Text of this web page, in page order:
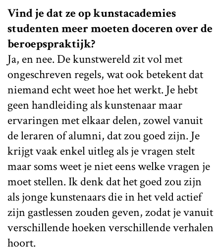
Vind je dat ze op kunstacademies
studenten meer moeten doceren over de
beroepspraktijk?
Ja, en nee. De kunstwereld zit vol met
ongeschreven regels, wat ook betekent dat
niemand echt weet hoe het werkt. Je hebt
geen handleiding als kunstenaar maar
ervaringen met elkaar delen, zowel vanuit
de leraren of alumni, dat zou goed zijn. Je
krijgt vaak enkel uitleg als je vragen stelt
maar soms weet je niet eens welke vragen je
moet stellen. Ik denk dat het goed zou zijn
als jonge kunstenaars die in het veld actief
zijn gastlessen zouden geven, zodat je vanuit
verschillende hoeken verschillende verhalen
hoort.